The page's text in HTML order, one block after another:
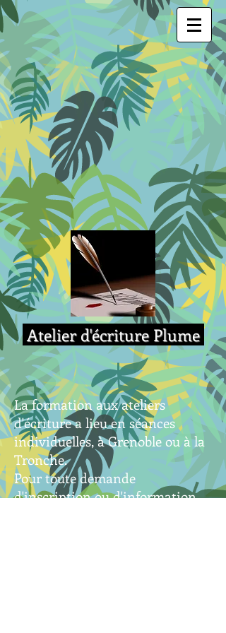
Atelier d'écriture Plume
La formation aux ateliers
d'écriture a lieu en séances
individuelles, à Grenoble ou à la
Tronche.
Pour toute demande
d'inscription ou d'information,